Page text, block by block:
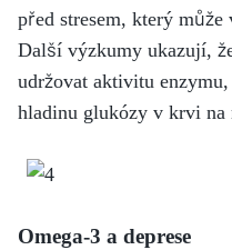
před stresem, který
Další výzkumy ukazují,
udržovat aktivitu
hladinu glukózy v krvi na
Omega-3 a deprese